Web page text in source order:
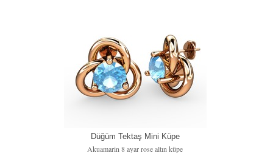
Düğüm Tektaş Mini Küpe
Akuamarin 8 ayar rose altın küpe